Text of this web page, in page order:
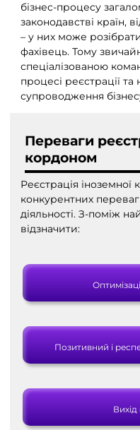
бізнес-процесу
законодавстві країн,
– у них може
фахівець. Тому
спеціалізованою
процесі реєстрації
супроводження
Переваги
кордоном
Реєстрація іноземної
конкурентних
діяльності. З-поміж
відзначити:
Позитивний і